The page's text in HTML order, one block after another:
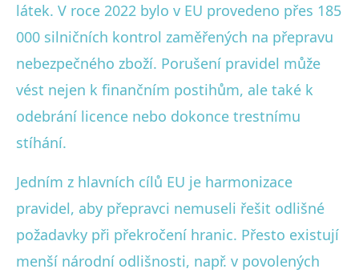
látek. V roce 2022 bylo v EU provedeno přes 185
000 silničních kontrol zaměřených na přepravu
nebezpečného zboží. Porušení pravidel může
vést nejen k finančním postihům, ale také k
odebrání licence nebo dokonce trestnímu
stíhání.
Jedním z hlavních cílů EU je harmonizace
pravidel, aby přepravci nemuseli řešit odlišné
požadavky při překročení hranic. Přesto existují
menší národní odlišnosti, např. v povolených